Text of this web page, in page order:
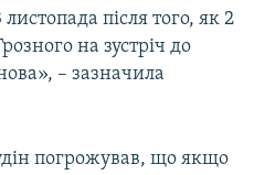
після того, як 2
на зустріч до
– зазначила
погрожував, що якщо